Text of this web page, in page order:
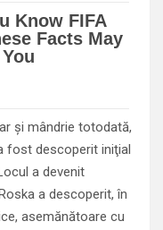
şi mândrie totodată,
fost descoperit iniţial
a devenit
a descoperit, în
asemănătoare cu